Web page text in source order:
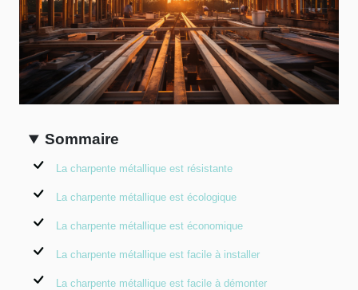
Sommaire
La charpente métallique est résistante
La charpente métallique est écologique
La charpente métallique est économique
La charpente métallique est facile à installer
La charpente métallique est facile à démonter